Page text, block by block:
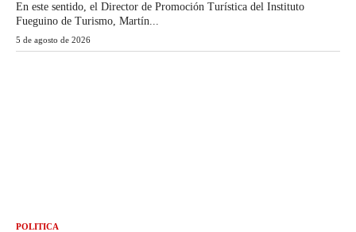
En este sentido, el Director de Promoción Turística del Instituto
Fueguino de Turismo, Martín...
5 de agosto de 2026
POLITICA